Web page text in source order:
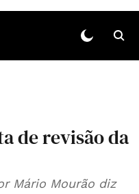
de revisão da
Mário Mourão diz